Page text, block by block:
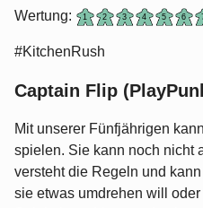
Wertung:
#KitchenRush
Captain Flip
Mit unserer Fünfjährigen
spielen. Sie kann noch nicht
versteht die Regeln und
sie etwas umdrehen will